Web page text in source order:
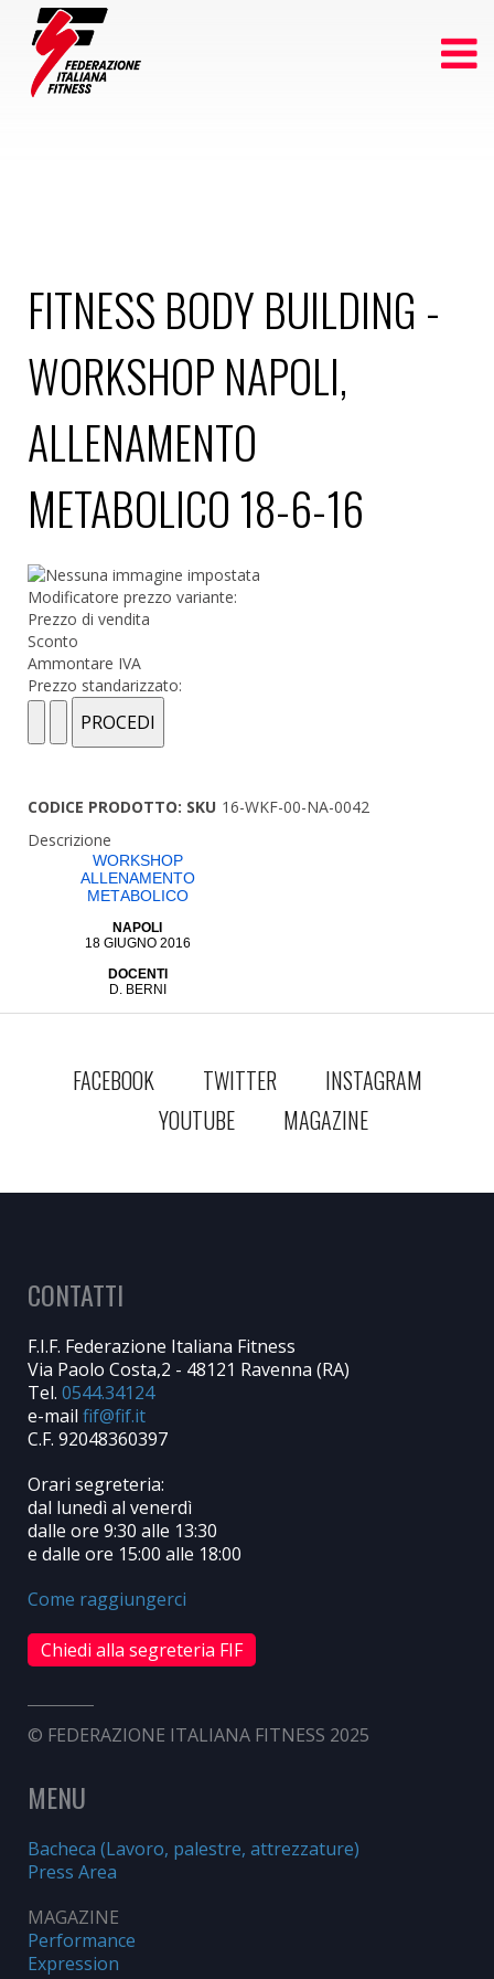
FITNESS BODY BUILDING -
WORKSHOP NAPOLI,
ALLENAMENTO
METABOLICO 18-6-16
Modificatore prezzo variante:
Prezzo di vendita
Sconto
Ammontare IVA
Prezzo standarizzato:
CODICE PRODOTTO: SKU 16-WKF-00-NA-0042
Descrizione
WORKSHOP
ALLENAMENTO
METABOLICO
NAPOLI
18 GIUGNO 2016
DOCENTI
D. BERNI
FACEBOOK TWITTER
INSTAGRAM
YOUTUBE
MAGAZINE
CONTATTI
F.I.F. Federazione Italiana Fitness
Via Paolo Costa,2 - 48121 Ravenna (RA)
Tel. 0544.34124
e-mail
C.F. 92048360397
Orari segreteria:
dal lunedì al venerdì
dalle ore 9:30 alle 13:30
e dalle ore 15:00 alle 18:00
Come raggiungerci
Chiedi alla segreteria FIF
© FEDERAZIONE ITALIANA FITNESS 2025
MENU
Bacheca (Lavoro, palestre, attrezzature)
Press Area
MAGAZINE
Performance
Expression